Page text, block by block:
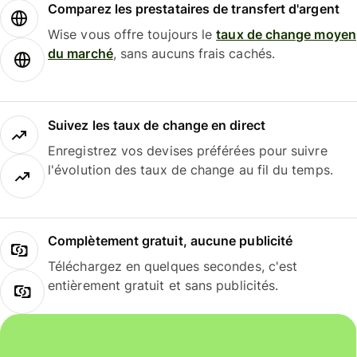
Comparez les prestataires de transfert d'argent
Wise vous offre toujours letaux de change moyen
du marché, sans aucuns frais cachés.
Suivez les taux de change en direct
Enregistrez vos devises préférées pour suivre
l'évolution des taux de change au fil du temps.
Complètement gratuit, aucune publicité
Téléchargez en quelques secondes, c'est
entièrement gratuit et sans publicités.